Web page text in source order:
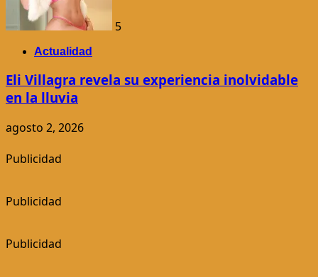
5
Actualidad
Eli Villagra revela su experiencia inolvidable
en la lluvia
agosto 2, 2026
Publicidad
Publicidad
Publicidad